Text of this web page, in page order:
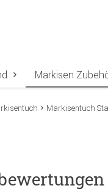
Markisen
Markisentuch